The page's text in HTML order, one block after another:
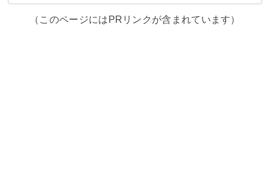
（このページにはPRリンクが含まれています）